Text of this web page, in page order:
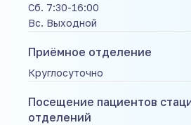
Сб. 7:30-16:00
Вс. Выходной
Приёмное отделение
Круглосуточно
Посещение пациентов
отделений